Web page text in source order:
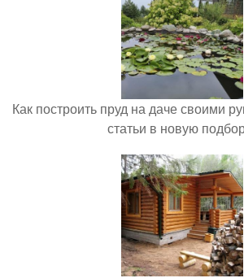
Как построить пруд на даче своими
статьи в новую